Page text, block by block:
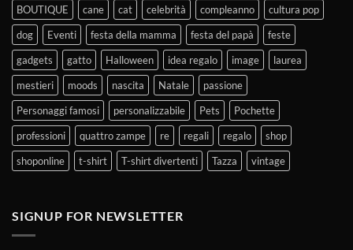
BOUTIQUE
cane cat celebrità compleanno
cultura pop
dog
Eventi festa della mamma festa del papà
feste
gadgets
gatto Halloween idea regalo image
laurea
mestieri
moods nascita Natale
passione
Personaggi famosi
personalizzabile Pets
Pochette
professioni
quattro zampe re regali regalo
shop
shoponline
t-shirt T-shirt divertenti Tazza vintage
SIGNUP FOR NEWSLETTER